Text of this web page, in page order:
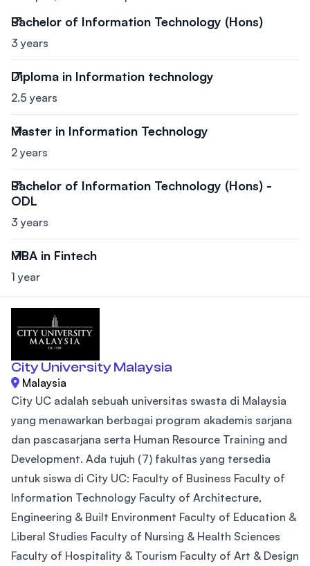
Bachelor of Information Technology (Hons)
3 years
Diploma in Information technology
2.5 years
Master in Information Technology
2 years
Bachelor of Information Technology (Hons) -
ODL
3 years
MBA in Fintech
1 year
City University Malaysia
Malaysia
City UC adalah sebuah universitas swasta di Malaysia
yang menawarkan berbagai program akademis sarjana
dan pascasarjana serta Human Resource Training and
Development. Ada tujuh (7) fakultas yang tersedia
untuk siswa di City UC: Faculty of Business Faculty of
Information Technology Faculty of Architecture,
Engineering & Built Environment Faculty of Education &
Liberal Studies Faculty of Nursing & Health Sciences
Faculty of Hospitality & Tourism Faculty of Art & Design